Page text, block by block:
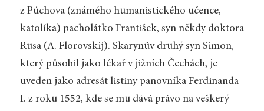
z Púchova (známého humanistického učence,
katolíka) pacholátko František, syn někdy doktora
Rusa (A. Florovskij). Skarynův druhý syn Simon,
který působil jako lékař v jižních Čechách, je
uveden jako adresát listiny panovníka Ferdinanda
I. z roku 1552, kde se mu dává právo na veškerý